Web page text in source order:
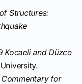
Structures:
Kocaeli and Düzce
for